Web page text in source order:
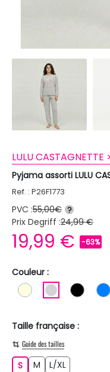
LULU CASTAGNETTE >
Pyjama assorti LULU
Ref. : P26F1773
PVC :55,00€ ?
Prix Degriff :24,99 €
19,99 € -63%
Couleur :
BLANC ECRU
GRIS CLAIR
NOIR
Taille française :
Guide des tailles
SS M L/XL